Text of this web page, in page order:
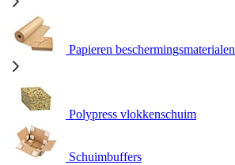
Papieren beschermingsmaterialen
Polypress vlokkenschuim
Schuimbuffers